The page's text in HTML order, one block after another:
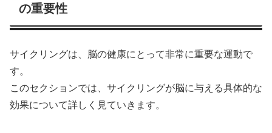
の重要性
サイクリングは、脳の健康にとって非常に重要な運動で
す。
このセクションでは、サイクリングが脳に与える具体的な
効果について詳しく見ていきます。